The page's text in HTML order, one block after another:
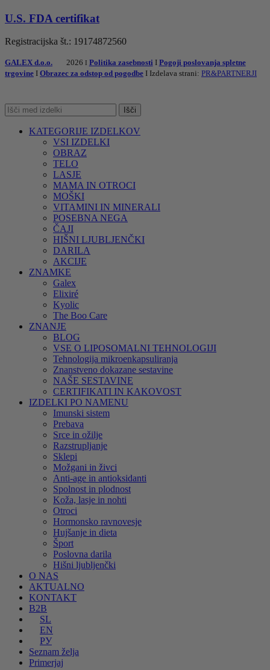
U.S. FDA certifikat
Registracijska št.: 19174872560
GALEX d.o.o. 2026 I Politika zasebnosti I Pogoji poslovanja spletne
trgovine I Obrazec za odstop od pogodbe I Izdelava strani: PR&PARTNERJI
Išči
KATEGORIJE IZDELKOV
VSI IZDELKI
OBRAZ
TELO
LASJE
MAMA IN OTROCI
MOŠKI
VITAMINI IN MINERALI
POSEBNA NEGA
ČAJI
HIŠNI LJUBLJENČKI
DARILA
AKCIJE
ZNAMKE
Galex
Elixiré
Kyolic
The Boo Care
ZNANJE
BLOG
VSE O LIPOSOMALNI TEHNOLOGIJI
Tehnologija mikroenkapsuliranja
Znanstveno dokazane sestavine
NAŠE SESTAVINE
CERTIFIKATI IN KAKOVOST
IZDELKI PO NAMENU
Imunski sistem
Prebava
Srce in ožilje
Razstrupljanje
Sklepi
Možgani in živci
Anti-age in antioksidanti
Spolnost in plodnost
Koža, lasje in nohti
Otroci
Hormonsko ravnovesje
Hujšanje in dieta
Šport
Poslovna darila
Hišni ljubljenčki
O NAS
AKTUALNO
KONTAKT
B2B
SL
EN
РУ
Seznam želja
Primerjaj